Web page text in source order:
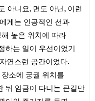
아니요, 면도 아닌, 이런
게는 인공적인 선과
놓은 위치에 따라
하는 일이 우선이었기
연스런 공간이었다.
소에 궁궐 위치를
뒤 임금이 다니는 큰길만